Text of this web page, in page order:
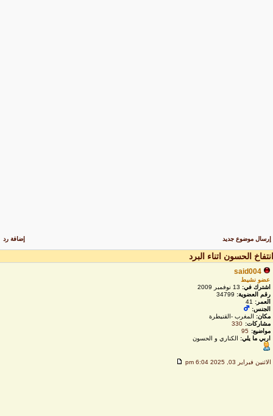
إرسال موضوع جديد إضافة رد
الحسون اتناء البرد
said004
عضو نشيط
اشترك في:13 نوفمبر 2009
رقم العضوية:34799
العمر: 41
الجنس:
مكان:المغرب -القنيطرة
مشاركات:
330
مواضيع:
95
اربي ما يلي:الكناري و الحسون
الاثنين فبراير 03, 2025 6:04 pm